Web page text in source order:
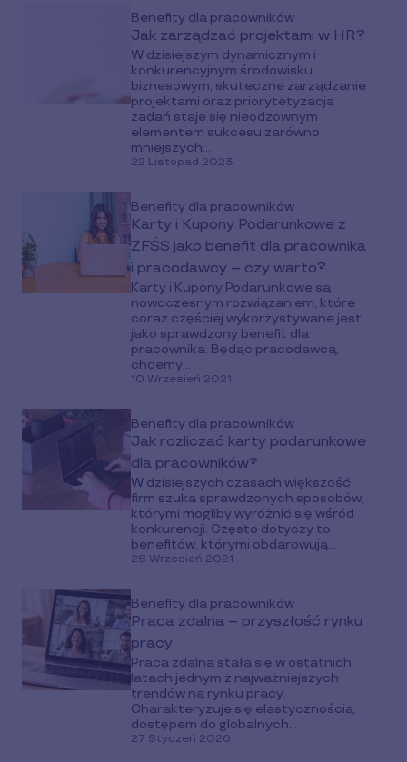
Benefity dla pracowników
Jak zarządzać projektami w HR?
W dzisiejszym dynamicznym i
konkurencyjnym środowisku
biznesowym, skuteczne zarządzanie
projektami oraz priorytetyzacja
zadań staje się nieodzownym
elementem sukcesu zarówno
mniejszych...
22 Listopad 2023
Benefity dla pracowników
Karty i Kupony Podarunkowe z
ZFŚS jako benefit dla pracownika
i pracodawcy – czy warto?
Karty i Kupony Podarunkowe są
nowoczesnym rozwiązaniem, które
coraz częściej wykorzystywane jest
jako sprawdzony benefit dla
pracownika. Będąc pracodawcą,
chcemy...
10 Wrzesień 2021
Benefity dla pracowników
Jak rozliczać karty podarunkowe
dla pracowników?
W dzisiejszych czasach większość
firm szuka sprawdzonych sposobów,
którymi mogliby wyróżnić się wśród
konkurencji. Często dotyczy to
benefitów, którymi obdarowują...
28 Wrzesień 2021
Benefity dla pracowników
Praca zdalna – przyszłość rynku
pracy
Praca zdalna stała się w ostatnich
latach jednym z najważniejszych
trendów na rynku pracy.
Charakteryzuje się elastycznością,
dostępem do globalnych...
27 Styczeń 2026